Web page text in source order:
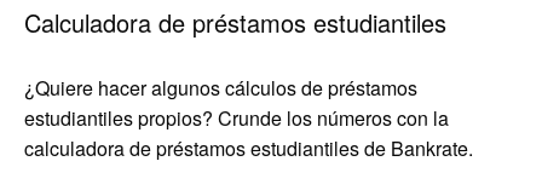
Calculadora de préstamos estudiantiles
¿Quiere hacer algunos cálculos de préstamos
estudiantiles propios? Crunde los números con la
calculadora de préstamos estudiantiles de Bankrate.